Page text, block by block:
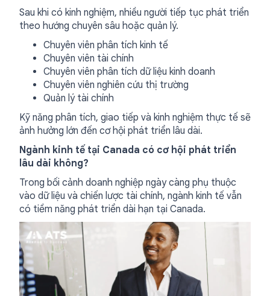
Sau khi có kinh nghiệm, nhiều người tiếp tục phát triển
theo hướng chuyên sâu hoặc quản lý.
Chuyên viên phân tích kinh tế
Chuyên viên tài chính
Chuyên viên phân tích dữ liệu kinh doanh
Chuyên viên nghiên cứu thị trường
Quản lý tài chính
Kỹ năng phân tích, giao tiếp và kinh nghiệm thực tế sẽ
ảnh hưởng lớn đến cơ hội phát triển lâu dài.
Ngành kinh tế tại Canada có cơ hội phát triển
lâu dài không?
Trong bối cảnh doanh nghiệp ngày càng phụ thuộc
vào dữ liệu và chiến lược tài chính, ngành kinh tế vẫn
có tiềm năng phát triển dài hạn tại Canada.